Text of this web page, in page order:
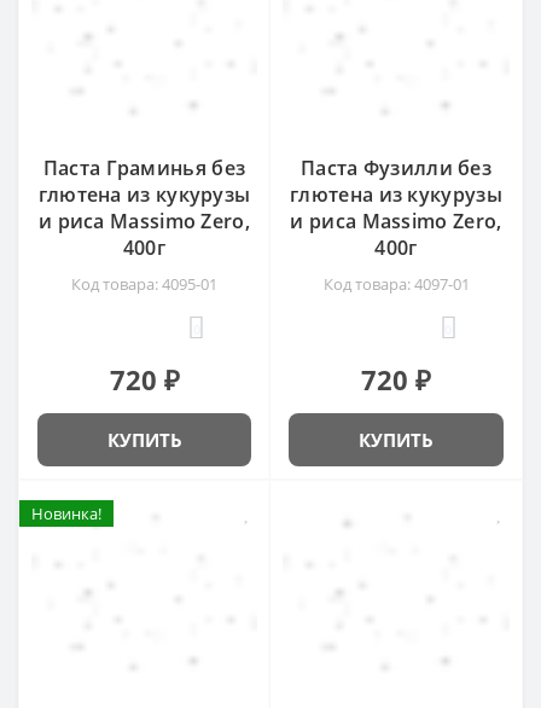
Паста Граминья без
глютена из кукурузы
и риса Massimo Zero,
400г
Код товара: 4095-01
720 ₽
КУПИТЬ
Паста Фузилли без
глютена из кукурузы
и риса Massimo Zero,
400г
Код товара: 4097-01
720 ₽
КУПИТЬ
Новинка!
Новинка!